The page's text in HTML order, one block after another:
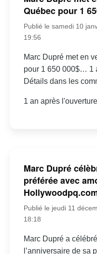
Québec pour 1
Publié le samedi 10
19:56
Marc Dupré met en
pour 1 650 000$… 1
Détails dans les
1 an après
Marc Dupré
préférée avec
Publié le jeudi 11
18:18
Marc Dupré a
l’anniversaire de sa